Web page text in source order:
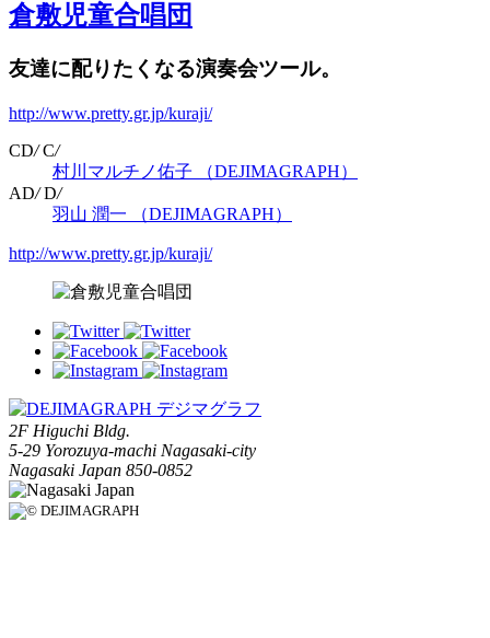
倉敷児童合唱団
友達に配りたくなる演奏会ツール。
http://www.pretty.gr.jp/kuraji/
CD/C/
村川マルチノ佑子 （DEJIMAGRAPH）
AD/D/
羽山 潤一 （DEJIMAGRAPH）
http://www.pretty.gr.jp/kuraji/
2F Higuchi Bldg.
5-29 Yorozuya-machi Nagasaki-city
Nagasaki Japan 850-0852